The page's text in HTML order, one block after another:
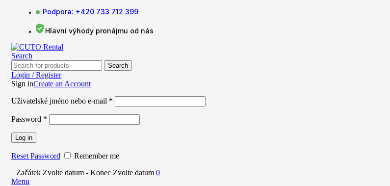
Podpora: +420 733 712 399
Hlavní výhody pronájmu od nás
Search
Search
Login / Register
Sign inCreate an Account
Uživatelské jméno nebo e-mail *
Password *
Log in
Reset Password
Remember me
Začátek Zvolte datum - Konec Zvolte datum 0
Menu